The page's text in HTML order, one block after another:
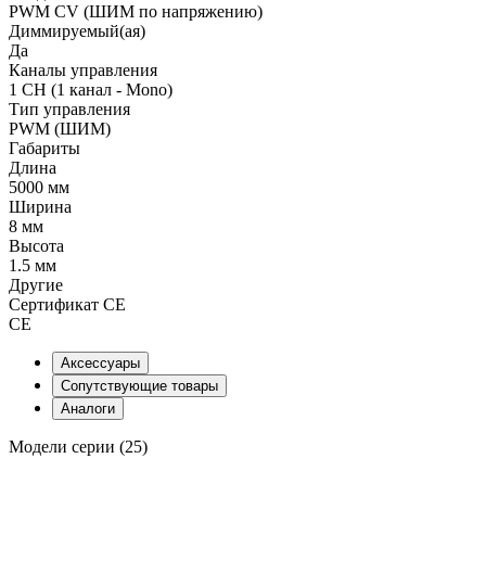
PWM СV (ШИМ по напряжению)
Диммируемый(ая)
Да
Каналы управления
1 CH (1 канал - Mono)
Тип управления
PWM (ШИМ)
Габариты
Длина
5000 мм
Ширина
8 мм
Высота
1.5 мм
Другие
Сертификат CE
CE
Аксессуары
Сопутствующие товары
Аналоги
Модели серии (25)